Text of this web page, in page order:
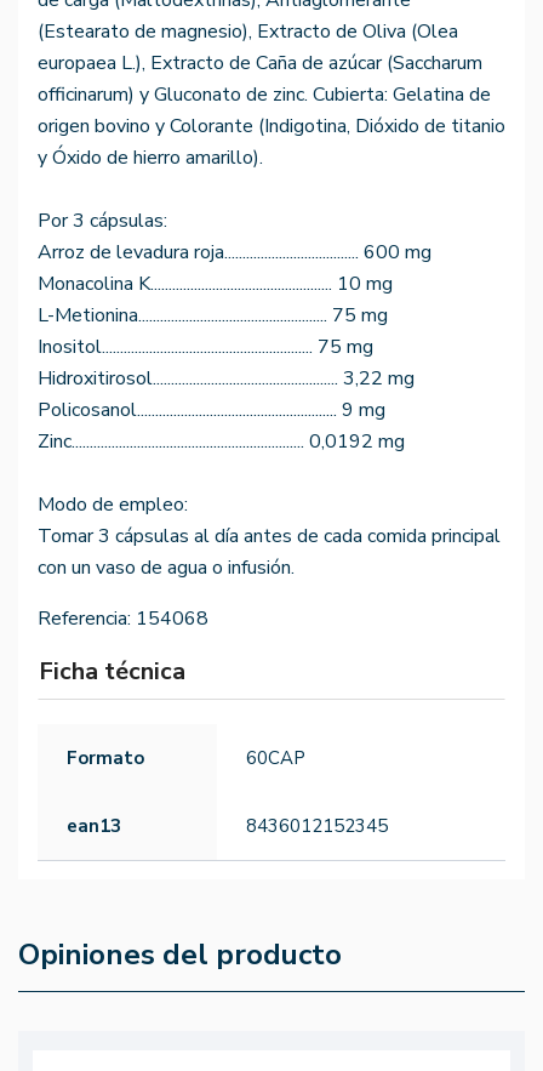
(Estearato de magnesio), Extracto de Oliva (Olea
europaea L.), Extracto de Caña de azúcar (Saccharum
officinarum) y Gluconato de zinc. Cubierta: Gelatina de
origen bovino y Colorante (Indigotina, Dióxido de titanio
y Óxido de hierro amarillo).
Por 3 cápsulas:
Arroz de levadura roja..................................... 600 mg
Monacolina K.................................................. 10 mg
L-Metionina.................................................... 75 mg
Inositol.......................................................... 75 mg
Hidroxitirosol................................................... 3,22 mg
Policosanol....................................................... 9 mg
Zinc................................................................ 0,0192 mg
Modo de empleo:
Tomar 3 cápsulas al día antes de cada comida principal
con un vaso de agua o infusión.
Referencia: 154068
Ficha técnica
Formato 60CAP
ean13 8436012152345
Opiniones del producto